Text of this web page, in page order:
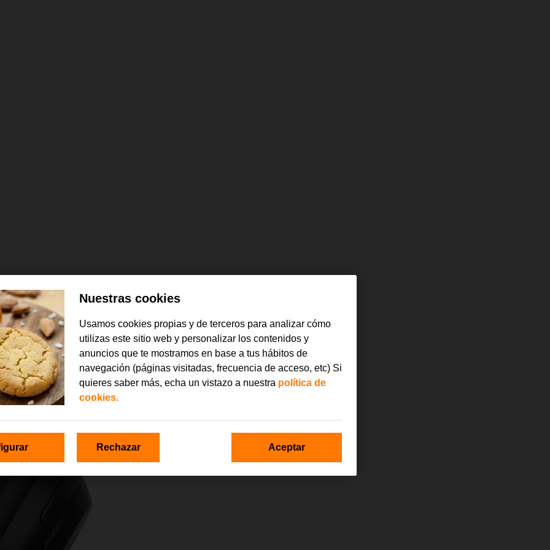
Nuestras cookies
Usamos cookies propias y de terceros para analizar cómo
utilizas este sitio web y personalizar los contenidos y
anuncios que te mostramos en base a tus hábitos de
navegación (páginas visitadas, frecuencia de acceso, etc) Si
quieres saber más, echa un vistazo a nuestra política de
cookies.
Rechazar Aceptar